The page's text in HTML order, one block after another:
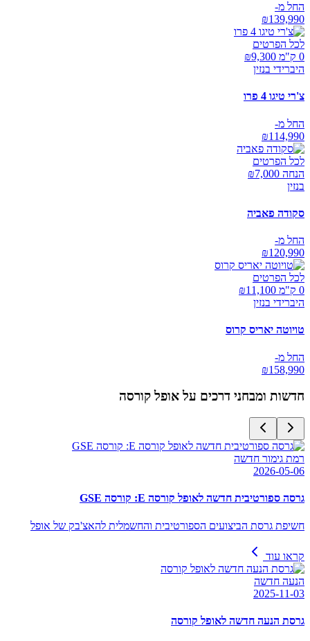
החל מ-
₪139,990
לכל הפרטים
0 ק"מ ₪
9,300
היברידי בנזין
צ'רי טיגו 4 פרו
החל מ-
₪114,990
לכל הפרטים
הנחה ₪ 7,000
בנזין
סקודה פאביה
החל מ-
₪120,990
לכל הפרטים
0 ק"מ ₪
11,100
היברידי בנזין
טויוטה יאריס קרוס
החל מ-
₪158,990
חדשות ומבחני דרכים על אופל קורסה
רמת גימור חדשה
2026-05-06
גרסה ספורטיבית חדשה לאופל קורסה E: קורסה GSE
חשיפת גרסת הביצועים הספורטיבית והחשמלית להאצ'בק של אופל
קראו עוד
הנעה חדשה
2025-11-03
גרסת הנעה חדשה לאופל קורסה